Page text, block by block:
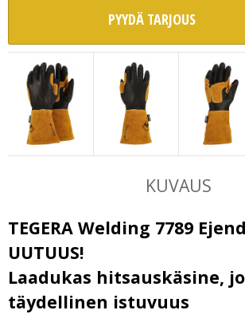
PYYDÄ TARJOUS
KUVAUS
TEGERA Welding 7789
UUTUUS!
Laadukas hitsauskäsine,
täydellinen istuvuus